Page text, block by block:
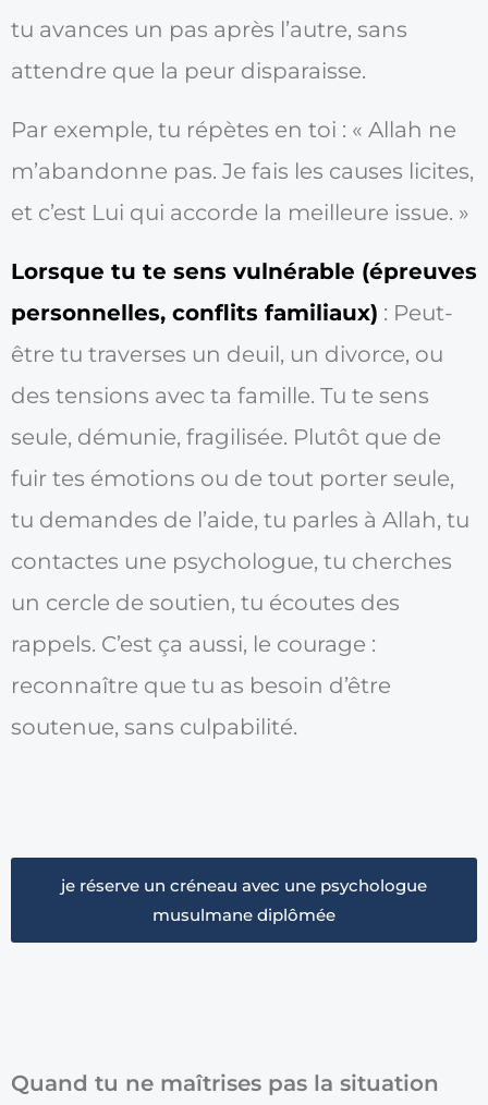
tu avances un pas après l’autre, sans
attendre que la peur disparaisse.
Par exemple, tu répètes en toi : « Allah ne
m’abandonne pas. Je fais les causes licites,
et c’est Lui qui accorde la meilleure issue. »
Lorsque tu te sens vulnérable (épreuves
personnelles, conflits familiaux) : Peut-
être tu traverses un deuil, un divorce, ou
des tensions avec ta famille. Tu te sens
seule, démunie, fragilisée. Plutôt que de
fuir tes émotions ou de tout porter seule,
tu demandes de l’aide, tu parles à Allah, tu
contactes une psychologue, tu cherches
un cercle de soutien, tu écoutes des
rappels. C’est ça aussi, le courage :
reconnaître que tu as besoin d’être
soutenue, sans culpabilité.
je réserve un créneau avec une psychologue
musulmane diplômée
Quand tu ne maîtrises pas la situation